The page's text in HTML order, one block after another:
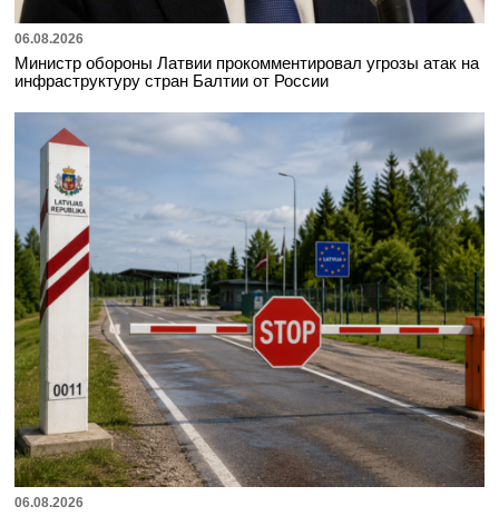
06.08.2026
Министр обороны Латвии прокомментировал угрозы атак на
инфраструктуру стран Балтии от России
06.08.2026